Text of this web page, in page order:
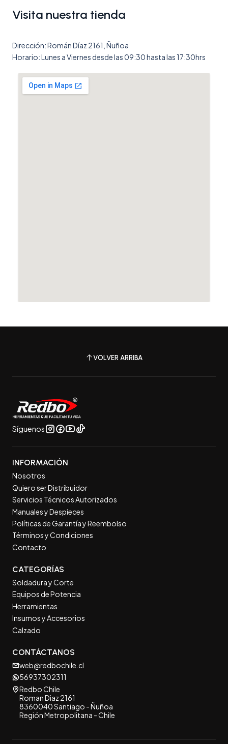
Visita nuestra tienda
Dirección: Román Díaz 2161, Ñuñoa
Horario: Lunes a Viernes desde las 09:30 hasta las 17:30hrs
VOLVER ARRIBA
Síguenos
INFORMACIÓN
Nosotros
Quiero ser Distribuidor
Servicios Técnicos Autorizados
Manuales y Despieces
Políticas de Garantía y Reembolso
Términos y Condiciones
Contacto
CATEGORÍAS
Soldadura y Corte
Equipos de Potencia
Herramientas
Insumos y Accesorios
Calzado
CONTÁCTANOS
web@redbochile.cl
56937302311
Redbo Chile
Roman Diaz 2161
8360040 Santiago - Ñuñoa
Región Metropolitana - Chile